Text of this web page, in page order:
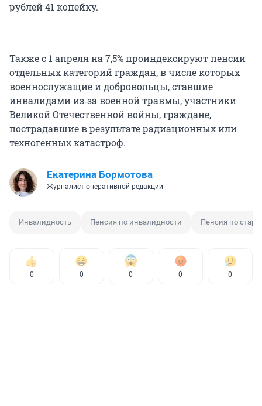
рублей 41 копейку.
Также с 1 апреля на 7,5% проиндексируют пенсии
отдельных категорий граждан, в числе которых
военнослужащие и добровольцы, ставшие
инвалидами из‑за военной травмы, участники
Великой Отечественной войны, граждане,
пострадавшие в результате радиационных или
техногенных катастроф.
Екатерина Бормотова
Журналист оперативной редакции
Инвалидность Пенсия по инвалидности Пенсия по
0 0 0 0 0